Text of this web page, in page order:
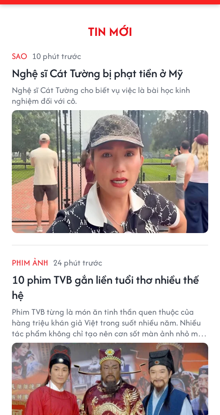
TIN MỚI
SAO 10 phút trước
Nghệ sĩ Cát Tường bị phạt tiền ở Mỹ
Nghệ sĩ Cát Tường cho biết vụ việc là bài học kinh
nghiệm đối với cô.
PHIM ẢNH 24 phút trước
10 phim TVB gắn liền tuổi thơ nhiều thế
hệ
Phim TVB từng là món ăn tinh thần quen thuộc của
hàng triệu khán giả Việt trong suốt nhiều năm. Nhiều
tác phẩm không chỉ tạo nên cơn sốt màn ảnh nhỏ mà
còn trở thành ký ức khó quên của cả một thế hệ.